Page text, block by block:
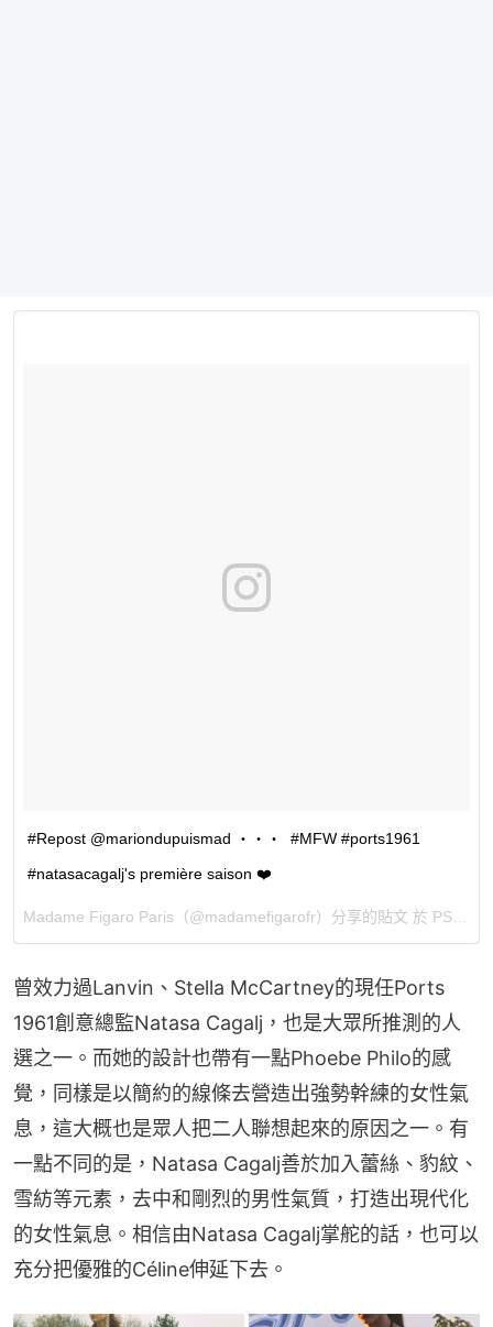
#Repost @mariondupuismad ・・・ #MFW #ports1961
#natasacagalj's première saison ❤️
Madame Figaro Paris （@madamefigarofr）分享的貼文 於 PST 2015 年 2月 月 26 日 9:04 上午
曾效力過Lanvin、Stella McCartney的現任Ports
1961創意總監Natasa Cagalj，也是大眾所推測的人
選之一。而她的設計也帶有一點Phoebe Philo的感
覺，同樣是以簡約的線條去營造出強勢幹練的女性氣
息，這大概也是眾人把二人聯想起來的原因之一。有
一點不同的是，Natasa Cagalj善於加入蕾絲、豹紋、
雪紡等元素，去中和剛烈的男性氣質，打造出現代化
的女性氣息。相信由Natasa Cagalj掌舵的話，也可以
充分把優雅的Céline伸延下去。